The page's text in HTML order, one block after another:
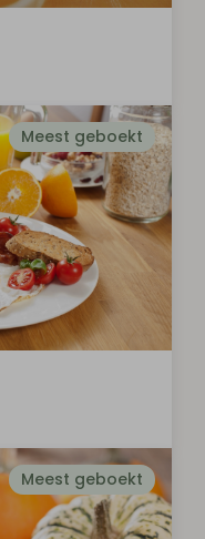
Meest geboekt
Meest geboekt